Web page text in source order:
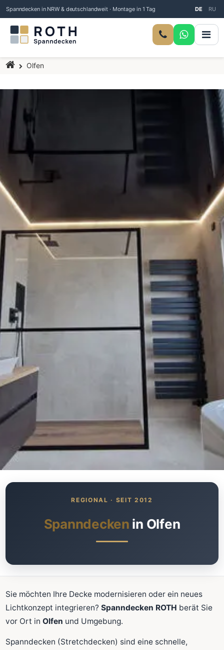
Spanndecken in NRW & deutschlandweit · Montage in 1 Tag DE RU
Startseite
Olfen
Was kostet meine neue
Spanndecke?
Schnellrechner
FLÄCHE (M²)
Spanndecken in Olfen
Sie möchten Ihre Decke modernisieren oder ein neues
Lichtkonzept integrieren?Spanndecken ROTH berät Sie
vor Ort inOlfen und Umgebung.
Spanndecken (Stretchdecken) sind eine schnelle,